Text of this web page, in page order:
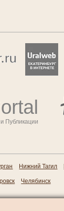
Публикации
Нижний Тагил
Челябинск